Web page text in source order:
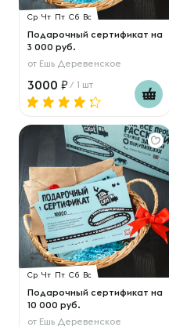
Ср Чт Пт Сб Вс
Подарочный сертификат на
3 000 руб.
от Ешь Деревенское
3000 / 1 шт
Ср Чт Пт Сб Вс
Подарочный сертификат на
10 000 руб.
от Ешь Деревенское